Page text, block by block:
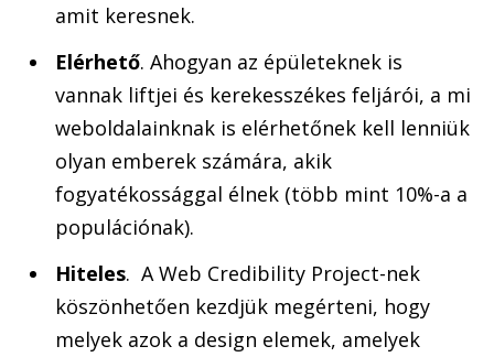
amit keresnek.
Elérhető. Ahogyan az épületeknek is
vannak liftjei és kerekesszékes feljárói, a mi
weboldalainknak is elérhetőnek kell lenniük
olyan emberek számára, akik
fogyatékossággal élnek (több mint 10%-a a
populációnak).
Hiteles. A Web Credibility Project-nek
köszönhetően kezdjük megérteni, hogy
melyek azok a design elemek, amelyek